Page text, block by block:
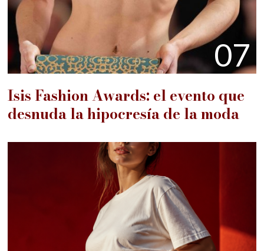
07
Isis Fashion Awards: el evento que
desnuda la hipocresía de la moda